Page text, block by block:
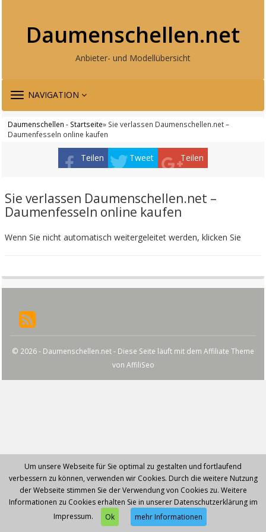
Daumenschellen.net
Anbieter- und Modellübersicht
TOGGLE
NAVIGATION
Daumenschellen - Startseite» Sie verlassen Daumenschellen.net –
Daumenfesseln online kaufen
Teilen Tweet Teilen
Sie verlassen Daumenschellen.net –
Daumenfesseln online kaufen
Wenn Sie nicht automatisch weitergeleitet werden, klicken Sie
© 2026 - Daumenschellen.net - Diese Seite läuft mit dem Affiliate Theme
von AffiliSeo
Um unsere Webseite für Sie optimal zu gestalten und fortlaufend
verbessern zu können, verwenden wir Cookies. Durch die weitere Nutzung
der Webseite stimmen Sie der Verwendung von Cookies zu. Weitere
Informationen zu Cookies erhalten Sie in unserer Datenschutzerklärung im
Impressum.
Ok mehr Informationen